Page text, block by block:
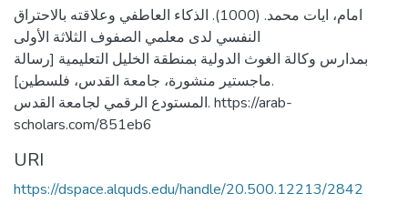
امام، ايات محمد. (1000). الذكاء العاطفي وعلاقته بالاحتراق
النفسي لدى معلمي الصفوف الثلاثة الأولى
بمدارس وكالة الغوث الدولية بمنطقة الخليل التعليمية [رسالة
ماجستير منشورة، جامعة القدس، فلسطين].
المستودع الرقمي لجامعة القدس. https://arab-
scholars.com/851eb6
URI
https://dspace.alquds.edu/handle/20.500.12213/2842